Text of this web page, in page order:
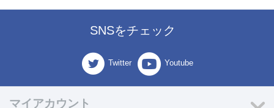
SNSをチェック
Twitter Youtube
マイアカウント